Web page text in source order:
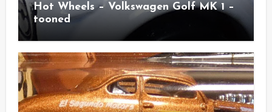
Hot Wheels – Volkswagen Golf MK 1 –
tooned